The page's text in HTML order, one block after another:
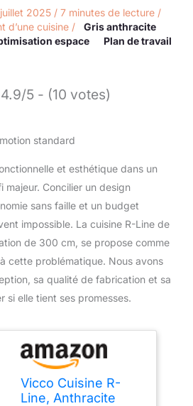
2025 / 7 minutes de lecture /
d’une cuisine /
Gris anthracite
espace
Plan de travail
4.9/5 - (10 votes)
et esthétique dans un
Concilier un design
sans faille et un budget
impossible. La cuisine R-Line de
de 300 cm, se propose comme
cette problématique. Nous avons
sa qualité de fabrication et sa
si elle tient ses promesses.
Vicco Cuisine R-
Line, Anthracite